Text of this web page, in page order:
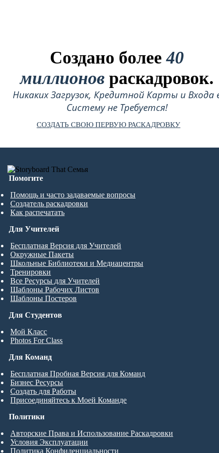
Создано более40
миллионов раскадровок.
Никаких Загрузок, Кредитной Карты и Входа
Систему не Требуется!
СОЗДАТЬ СВОЮ ПЕРВУЮ РАСКАДРОВКУ
Помогите
Помощь и часто задаваемые вопросы
Создатель раскадровки
Как распечатать
Для Студентов
Мой Класс
Photos For Class
Для Учителей
Бесплатная Версия для Учителей
Окружные Пакеты
Школьные Библиотеки и Медиацентры
Тренировки
Все Ресурсы для Учителей
Шаблоны Рабочих Листов
Шаблоны Постеров
Для Команд
Бесплатная Пробная Версия для Команд
Бизнес Ресурсы
Создать для Работы
Присоединяйтесь к Моей Команде
Политики
Авторские Права и Использование Раскадровки
Условия Эксплуатации
Политика Конфиденциальности